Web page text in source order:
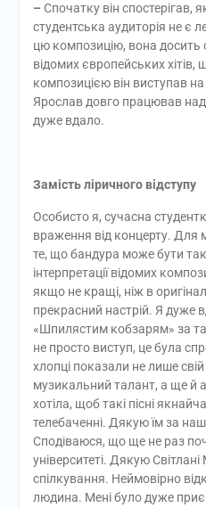
– Спочатку він спостерігав,
студентська аудиторія не є
цю композицію, вона досить
відомих європейських хітів,
композицією він виступав
Ярослав довго працював
дуже вдало.
Замість ліричного відступу
Особисто я, сучасна
враження від концерту. Для
те, що бандура може бути
інтерпретації відомих
якщо не кращі, ніж в
прекрасний настрій. Я дуже
«Шпилястим кобзарям» за
не просто виступ, це була
хлопці показали не лише
музикальний талант, а ще й
хотіла, щоб такі пісні
телебаченні. Дякую їм за
Сподіваюся, що ще не раз
університеті. Дякую
спілкування. Неймовірно
людина. Мені було дуже